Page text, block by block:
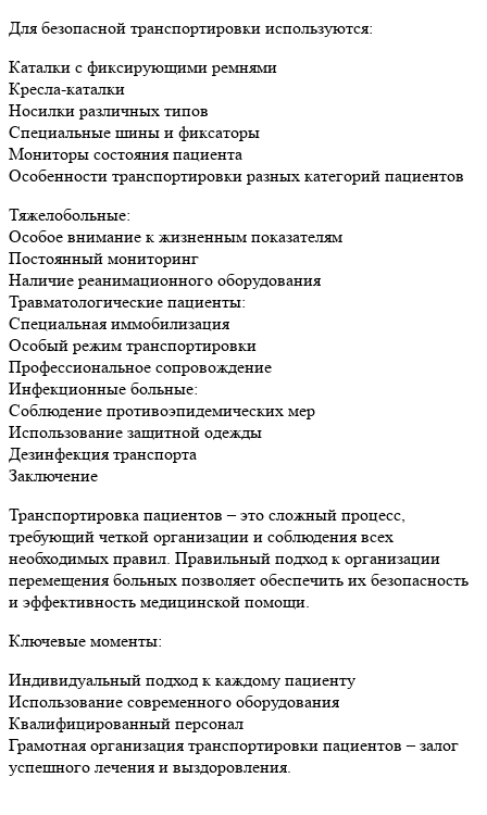
Для безопасной транспортировки используются:
Каталки с фиксирующими ремнями
Кресла-каталки
Носилки различных типов
Специальные шины и фиксаторы
Мониторы состояния пациента
Особенности транспортировки разных категорий пациентов
Тяжелобольные:
Особое внимание к жизненным показателям
Постоянный мониторинг
Наличие реанимационного оборудования
Травматологические пациенты:
Специальная иммобилизация
Особый режим транспортировки
Профессиональное сопровождение
Инфекционные больные:
Соблюдение противоэпидемических мер
Использование защитной одежды
Дезинфекция транспорта
Заключение
Транспортировка пациентов – это сложный процесс,
требующий четкой организации и соблюдения всех
необходимых правил. Правильный подход к организации
перемещения больных позволяет обеспечить их безопасность
и эффективность медицинской помощи.
Ключевые моменты:
Индивидуальный подход к каждому пациенту
Использование современного оборудования
Квалифицированный персонал
Грамотная организация транспортировки пациентов – залог
успешного лечения и выздоровления.